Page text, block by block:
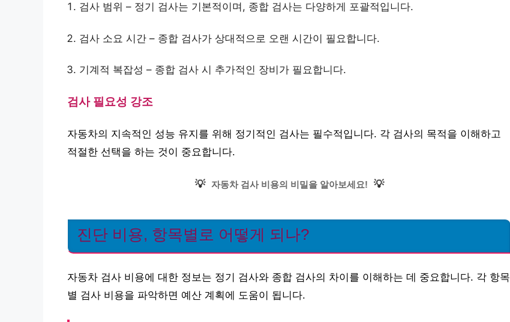
검사 범위 – 정기 검사는 기본적이며, 종합 검사는 다양하게 포괄적입니다.
검사 소요 시간 – 종합 검사가 상대적으로 오랜 시간이 필요합니다.
기계적 복잡성 – 종합 검사 시 추가적인 장비가 필요합니다.
검사 필요성 강조
자동차의 지속적인 성능 유지를 위해 정기적인 검사는 필수적입니다. 각 검사의 목적을 이해하고
적절한 선택을 하는 것이 중요합니다.
💡 자동차 검사 비용의 비밀을 알아보세요! 💡
진단 비용, 항목별로 어떻게 되나?
자동차 검사 비용에 대한 정보는 정기 검사와 종합 검사의 차이를 이해하는 데 중요합니다. 각 항목
별 검사 비용을 파악하면 예산 계획에 도움이 됩니다.